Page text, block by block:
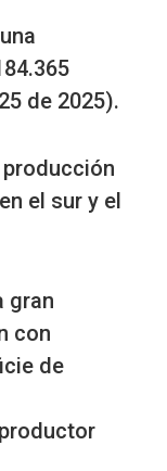
de 2025).
el sur y el
gran
con
de